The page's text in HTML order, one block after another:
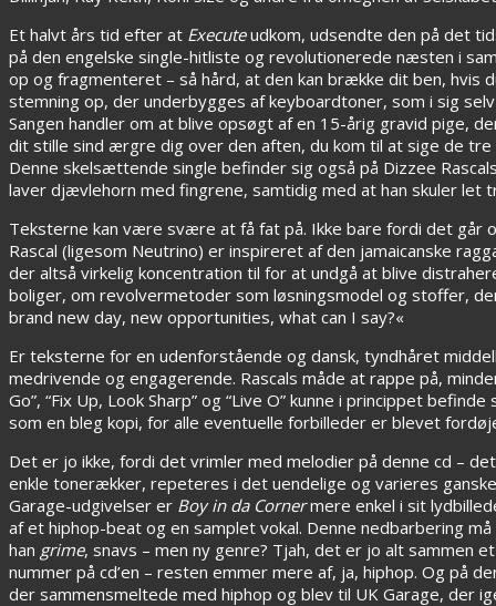
Et halvt års tid efter at Executeudkom, udsendte den på det
på den engelske single-hitliste og revolutionerede næsten i
op og fragmenteret – så hård, at den kan brække dit ben,
stemning op, der underbygges af keyboardtoner, som i sig
Sangen handler om at blive opsøgt af en 15-årig gravid pige,
dit stille sind ærgre dig over den aften, du kom til at sige de
Denne skelsættende single befinder sig også på Dizzee
laver djævlehorn med fingrene, samtidig med at han skuler let
Teksterne kan være svære at få fat på. Ikke bare fordi det går
Rascal (ligesom Neutrino) er inspireret af den jamaicanske
der altså virkelig koncentration til for at undgå at blive
boliger, om revolvermetoder som løsningsmodel og stoffer,
brand new day, new opportunities, what can I say?«
Er teksterne for en udenforstående og dansk, tyndhåret
medrivende og engagerende. Rascals måde at rappe på,
Go”, “Fix Up, Look Sharp” og “Live O” kunne i princippet
som en bleg kopi, for alle eventuelle forbilleder er blevet
Det er jo ikke, fordi det vrimler med melodier på denne cd –
enkle tonerækker, repeteres i det uendelige og varieres
Garage-udgivelser er Boy in da Cornermere enkel i sit
af et hiphop-beat og en samplet vokal. Denne nedbarbering
han grime, snavs – men ny genre? Tjah, det er jo alt sammen
nummer på cd’en – resten emmer mere af, ja, hiphop. Og på
der sammensmeltede med hiphop og blev til UK Garage, der